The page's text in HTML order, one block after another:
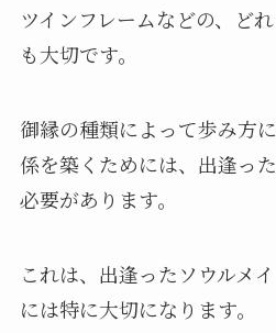
ツインフレームなどの、ど
も大切です。
御縁の種類によって歩み方
係を築くためには、出逢っ
必要があります。
これは、出逢ったソウルメ
には特に大切になります。